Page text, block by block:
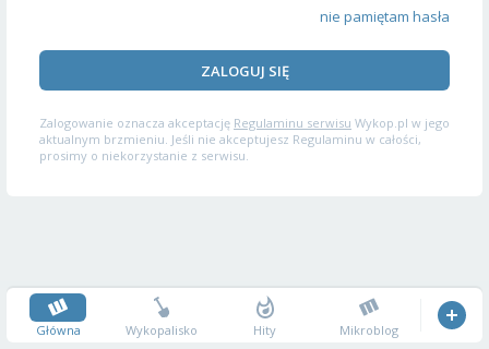
nie pamiętam hasła
ZALOGUJ SIĘ
Zalogowanie oznacza akceptację Regulaminu serwisu Wykop.pl w jego
aktualnym brzmieniu. Jeśli nie akceptujesz Regulaminu w całości,
prosimy o niekorzystanie z serwisu.
Główna Wykopalisko Hity Mikroblog